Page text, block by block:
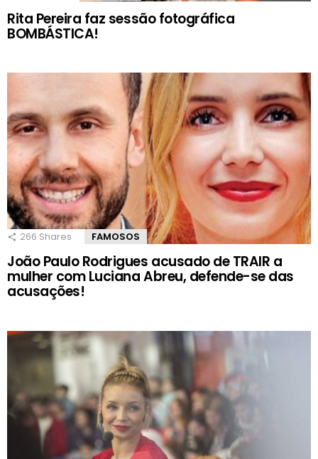
Rita Pereira faz sessão fotográfica
BOMBÁSTICA!
266 Shares FAMOSOS
João Paulo Rodrigues acusado de TRAIR a
mulher com Luciana Abreu, defende-se das
acusações!